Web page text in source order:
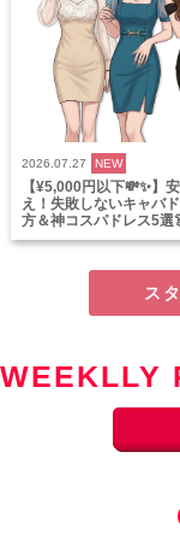
2026.07.27 NEW
【¥5,000円以下💸✨】
え！失敗しないキャバ
方＆神コスパドレス5選
ス
WEEKLLY